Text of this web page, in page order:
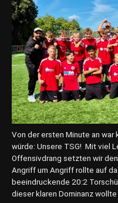
m
m
t
d
a
s
A
m
t
d
e
s
C
h
e
f
t
Von der ersten Minute an war
würde: Unsere TSG! Mit viel
Offensivdrang setzten wir
Angriff um Angriff rollte auf
beeindruckende 20:2
dieser klaren Dominanz wollte